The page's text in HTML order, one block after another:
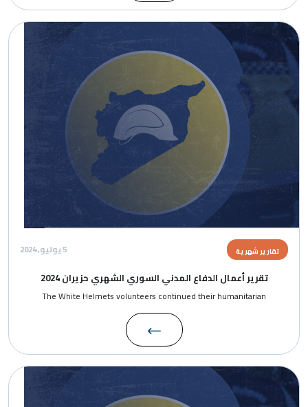
الصورة
تقارير شهرية
تقرير أعمال الدفاع المدني السوري الشهري حزيران 2024
The White Helmets volunteers continued their humanitarian
الصورة